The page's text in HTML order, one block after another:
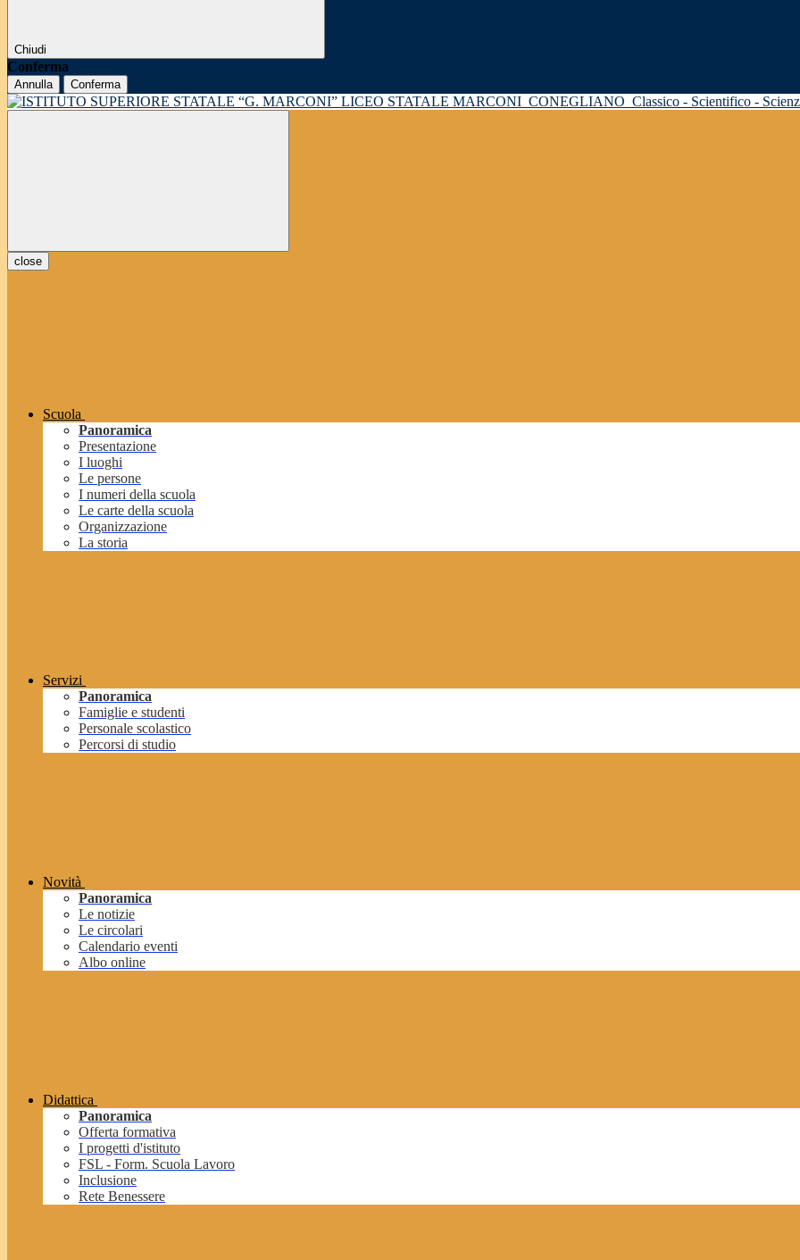
Chiudi
Conferma
Annulla Conferma
LICEO STATALE MARCONI CONEGLIANO Classico - Scientifico -
close
Scuola
Panoramica
Presentazione
I luoghi
Le persone
I numeri della scuola
Le carte della scuola
Organizzazione
La storia
Servizi
Panoramica
Famiglie e studenti
Personale scolastico
Percorsi di studio
Novità
Panoramica
Le notizie
Le circolari
Calendario eventi
Albo online
Didattica
Panoramica
Offerta formativa
I progetti d'istituto
FSL - Form. Scuola Lavoro
Inclusione
Rete Benessere